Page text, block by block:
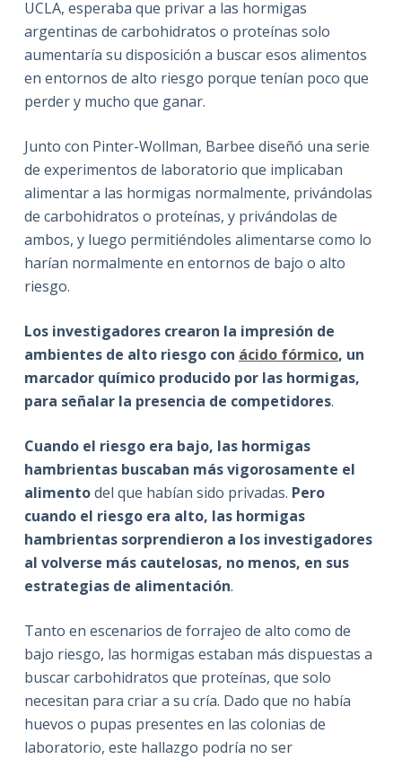
UCLA, esperaba que privar a las hormigas
argentinas de carbohidratos o proteínas solo
aumentaría su disposición a buscar esos alimentos
en entornos de alto riesgo porque tenían poco que
perder y mucho que ganar.
Junto con Pinter-Wollman, Barbee diseñó una serie
de experimentos de laboratorio que implicaban
alimentar a las hormigas normalmente, privándolas
de carbohidratos o proteínas, y privándolas de
ambos, y luego permitiéndoles alimentarse como lo
harían normalmente en entornos de bajo o alto
riesgo.
Los investigadores crearon la impresión de
ambientes de alto riesgo con ácido fórmico, un
marcador químico producido por las hormigas,
para señalar la presencia de competidores.
Cuando el riesgo era bajo, las hormigas
hambrientas buscaban más vigorosamente el
alimentodel que habían sido privadas. Pero
cuando el riesgo era alto, las hormigas
hambrientas sorprendieron a los investigadores
al volverse más cautelosas, no menos, en sus
estrategias de alimentación.
Tanto en escenarios de forrajeo de alto como de
bajo riesgo, las hormigas estaban más dispuestas a
buscar carbohidratos que proteínas, que solo
necesitan para criar a su cría. Dado que no había
huevos o pupas presentes en las colonias de
laboratorio, este hallazgo podría no ser